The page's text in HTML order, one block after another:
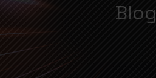
Blog